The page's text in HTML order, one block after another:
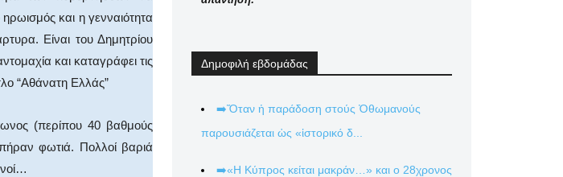
και η γενναιότητα
Είναι του Δημητρίου
και καταγράφει τις
“Αθάνατη Ελλάς”
(περίπου 40 βαθμούς
φωτιά. Πολλοί βαριά
Δημοφιλή εβδομάδας
➡️Ὅταν ἡ παράδοση στούς Ὀθωμανούς
παρουσιάζεται ὡς «ἱστορικό δ...
➡️«Η Κύπρος κείται μακράν…» και ο 28χρονος